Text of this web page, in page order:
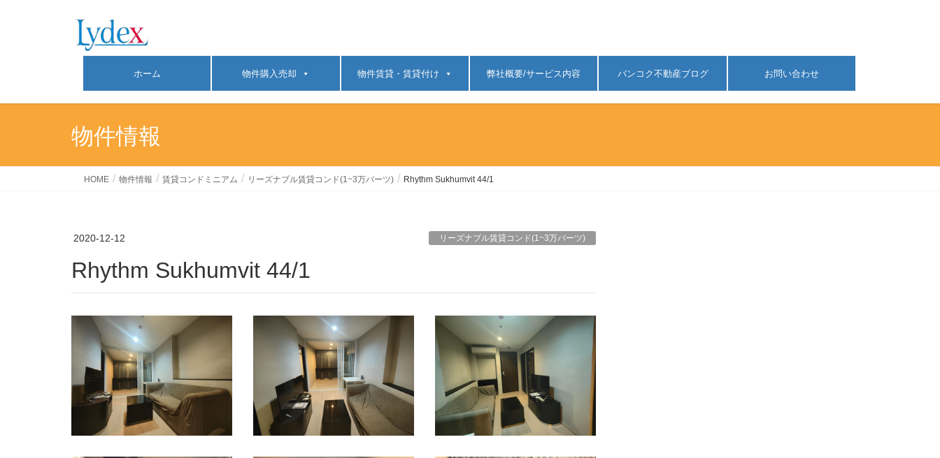
ホーム 物件購入売却 物件賃貸・賃貸付け 弊社概要/サービス内容 バンコク不動産ブログ お問い合わせ
物件情報
HOME 物件情報 賃貸コンドミニアム リーズナブル賃貸コンド(1~3万バーツ) Rhythm Sukhumvit 44/1
2020-12-12 リーズナブル賃貸コンド(1~3万バーツ)
Rhythm Sukhumvit 44/1